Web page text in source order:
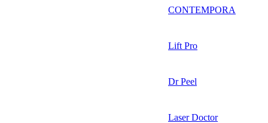
CONTEMPORA
Lift Pro
Dr Peel
Laser Doctor